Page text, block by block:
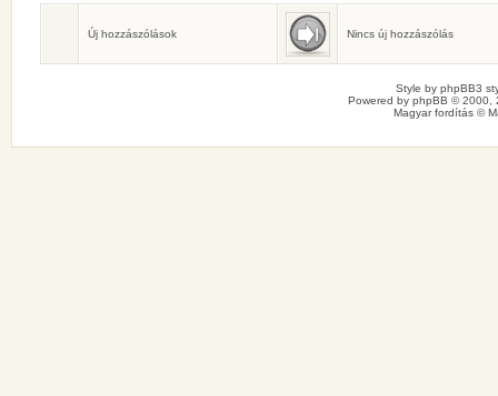
Születésnaposok
Ma senkinek sincs születésnapja.
Új hozzászólások Nincs új hozzászólás
Style by phpBB3
Powered by phpBB © 2000,
Magyar fordítás ©